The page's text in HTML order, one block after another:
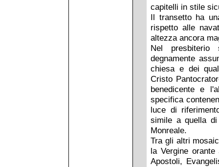
capitelli in stile
Il transetto ha
rispetto alle
altezza ancora
Nel presbiterio
degnamente
chiesa e dei
Cristo
benedicente e
specifica
luce di
simile a quella
Monreale.
Tra gli altri
la Vergine
Apostoli,